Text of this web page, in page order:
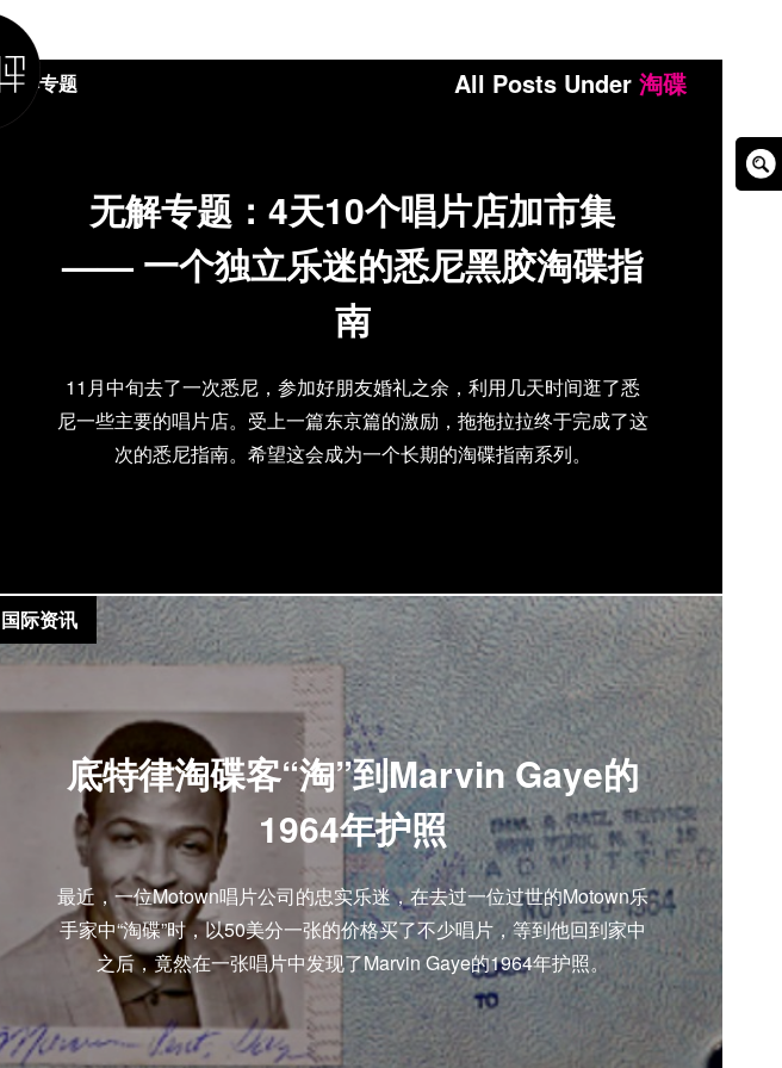
All Posts Under 淘碟
无解专题：4天10个唱片店加市集
—— 一个独立乐迷的悉尼黑胶淘碟指
南
11月中旬去了一次悉尼，参加好朋友婚礼之余，利用几天时间逛了悉
尼一些主要的唱片店。受上一篇东京篇的激励，拖拖拉拉终于完成了这
次的悉尼指南。希望这会成为一个长期的淘碟指南系列。
无解专题
底特律淘碟客“淘”到Marvin Gaye的
1964年护照
最近，一位Motown唱片公司的忠实乐迷，在去过一位过世的Motown乐
手家中“淘碟”时，以50美分一张的价格买了不少唱片，等到他回到家中
之后，竟然在一张唱片中发现了Marvin Gaye的1964年护照。
国际资讯